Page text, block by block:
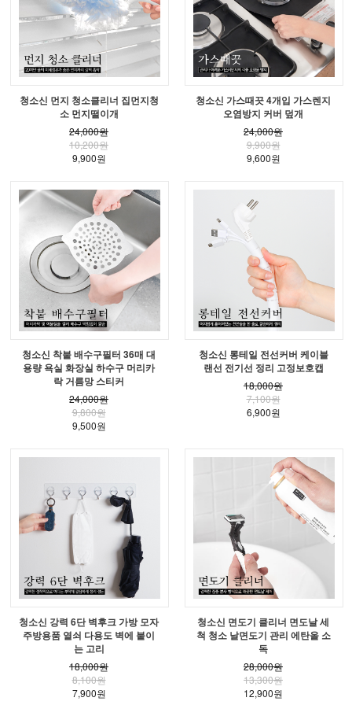
청소신 먼지 청소클리너 집먼지청
소 먼지떨이개
24,000원
10,200원
9,900원
청소신 가스때끗 4개입 가스렌지
오염방지 커버 덮개
24,000원
9,900원
9,600원
청소신 착붙 배수구필터 36매 대
용량 욕실 화장실 하수구 머리카
락 거름망 스티커
24,000원
9,800원
9,500원
청소신 롱테일 전선커버 케이블
랜선 전기선 정리 고정보호캡
18,000원
7,100원
6,900원
청소신 강력 6단 벽후크 가방 모자
주방용품 열쇠 다용도 벽에 붙이
는 고리
18,000원
8,100원
7,900원
청소신 면도기 클리너 면도날 세
척 청소 날면도기 관리 에탄올 소
독
28,000원
13,300원
12,900원